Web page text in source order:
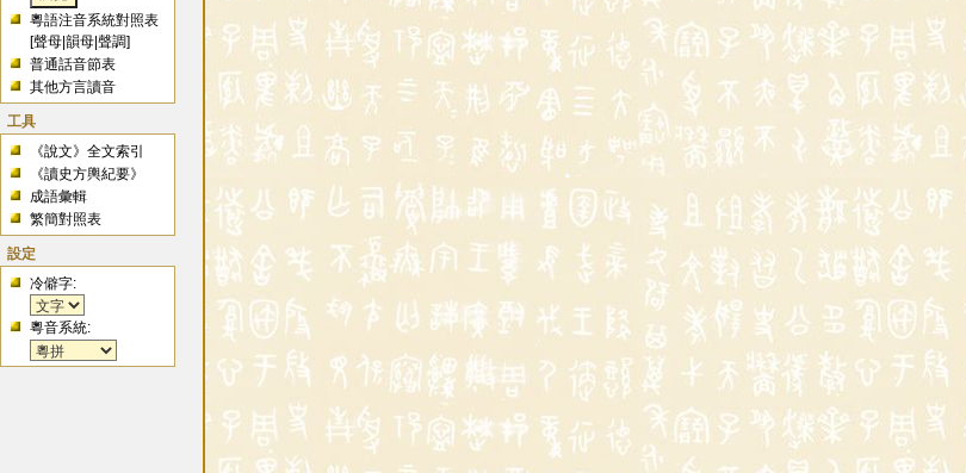
粵語注音系統對照表
[聲母 |韻母 |聲調]
普通話音節表
其他方言讀音
工具
《說文》全文索引
《讀史方輿紀要》
成語彙輯
繁簡對照表
設定
冷僻字:
粵音系統: